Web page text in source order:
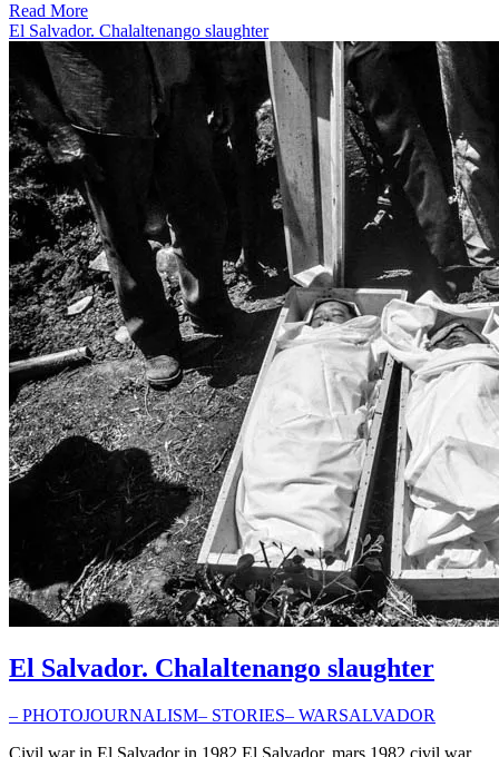
Read More
El Salvador. Chalaltenango slaughter
El Salvador. Chalaltenango slaughter
– PHOTOJOURNALISM– STORIES– WARSALVADOR